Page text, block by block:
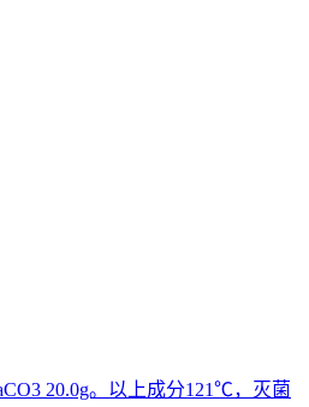
20.0g。以上成分121℃，灭菌